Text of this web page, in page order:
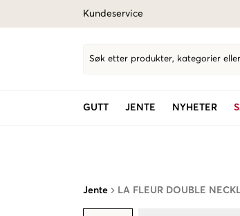
Kundeservice
Søk etter produkter, kategorier
GUTT JENTE NYHETER
Jente LA FLEUR DOUBLE